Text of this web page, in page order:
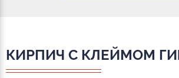
КИРПИЧ С КЛЕЙМОМ